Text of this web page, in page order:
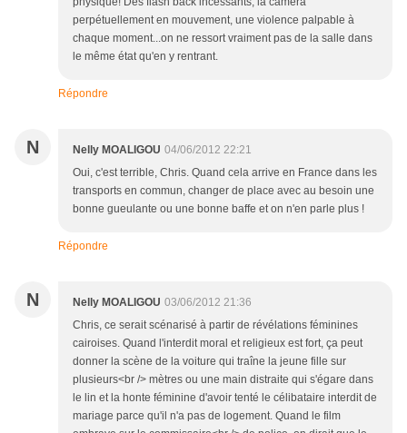
perpétuellement en mouvement, une violence palpable à
chaque moment...on ne ressort vraiment pas de la salle dans
le même état qu'en y rentrant.
Répondre
N Nelly MOALIGOU 04/06/2012 22:21
Oui, c'est terrible, Chris. Quand cela arrive en France dans les
transports en commun, changer de place avec au besoin une
bonne gueulante ou une bonne baffe et on n'en parle plus !
Répondre
N Nelly MOALIGOU 03/06/2012 21:36
Chris, ce serait scénarisé à partir de révélations féminines
cairoises. Quand l'interdit moral et religieux est fort, ça peut
donner la scène de la voiture qui traîne la jeune fille sur
plusieurs<br /> mètres ou une main distraite qui s'égare dans
le lin et la honte féminine d'avoir tenté le célibataire interdit de
mariage parce qu'il n'a pas de logement. Quand le film